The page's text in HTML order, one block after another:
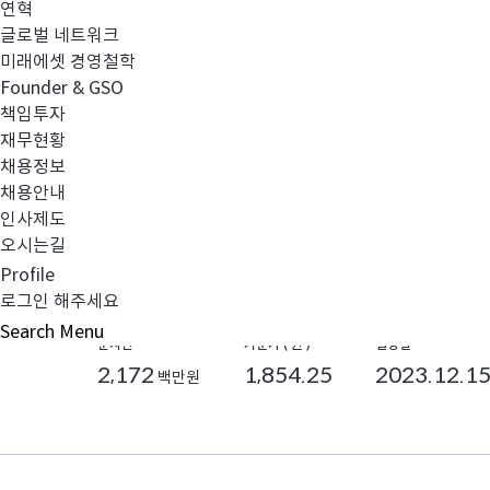
연혁
글로벌 네트워크
미래에셋 경영철학
Founder & GSO
책임투자
재무현황
채용정보
채용안내
인사제도
오시는길
Profile
로그인 해주세요
Search Menu
비교하기 관심담기
#AI전략투자
순자산
2,172 백만원
기준가 ( 원 )
1,854.25
설정일
2023.12.15